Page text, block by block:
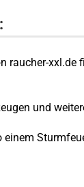
raucher-xxl.de
und
einem